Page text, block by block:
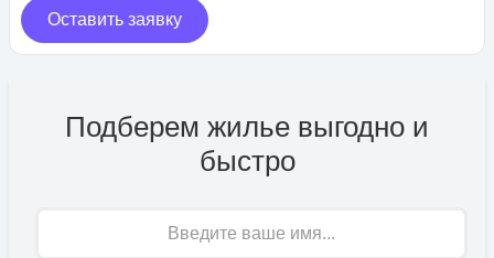
Оставить заявку
Подберем жилье выгодно и
быстро